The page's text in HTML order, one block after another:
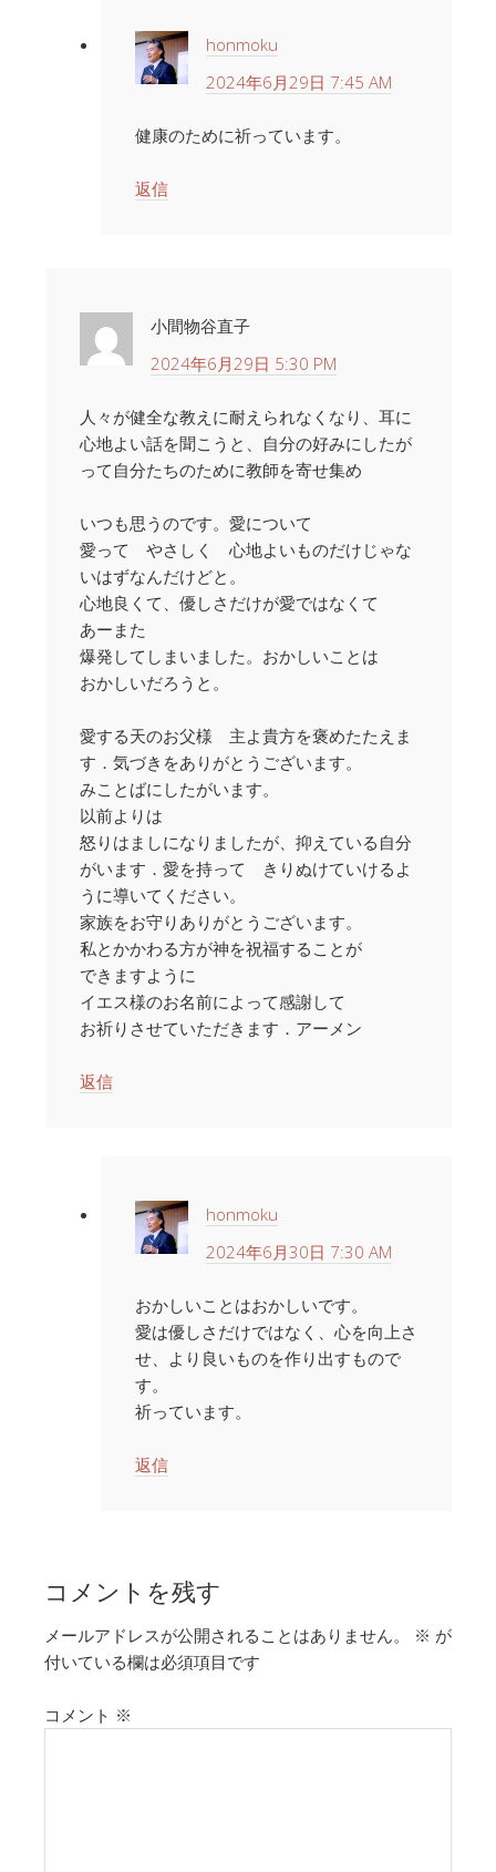
honmoku
2024年6月29日 7:45 AM
健康のために祈っています。
返信
小間物谷直子
2024年6月29日 5:30 PM
人々が健全な教えに耐えられなくなり、耳に
心地よい話を聞こうと、自分の好みにしたが
って自分たちのために教師を寄せ集め
いつも思うのです。愛について
愛って やさしく 心地よいものだけじゃな
いはずなんだけどと。
心地良くて、優しさだけが愛ではなくて
あーまた
爆発してしまいました。おかしいことは
おかしいだろうと。
愛する天のお父様 主よ貴方を褒めたたえま
す．気づきをありがとうございます。
みことばにしたがいます。
以前よりは
怒りはましになりましたが、抑えている自分
がいます．愛を持って きりぬけていけるよ
うに導いてください。
家族をお守りありがとうございます。
私とかかわる方が神を祝福することが
できますように
イエス様のお名前によって感謝して
お祈りさせていただきます．アーメン
返信
honmoku
2024年6月30日 7:30 AM
おかしいことはおかしいです。
愛は優しさだけではなく、心を向上さ
せ、より良いものを作り出すもので
す。
祈っています。
返信
コメントを残す
メールアドレスが公開されることはありません。 ※ が
付いている欄は必須項目です
コメント ※